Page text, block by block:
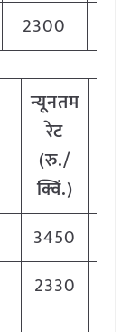
2300
न्यूनतम
रेट
(रु./
क्विं.)
3450
2330